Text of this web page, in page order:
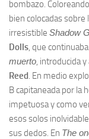
bombazo.
bien colocadas sobre
irresistible Shadow
Dolls, que
muerto, introducida y
Reed. En medio
B capitaneada por la
impetuosa y como
esos solos
sus dedos. En The